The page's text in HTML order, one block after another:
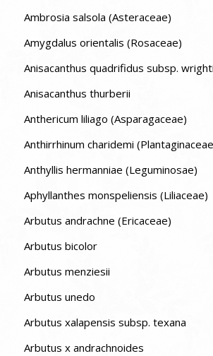
Ambrosia salsola (Asteraceae)
Amygdalus orientalis (Rosaceae)
Anisacanthus quadrifidus subsp.
Anisacanthus thurberii
Anthericum liliago (Asparagaceae)
Anthirrhinum charidemi
Anthyllis hermanniae (Leguminosae)
Aphyllanthes monspeliensis (Liliaceae)
Arbutus andrachne (Ericaceae)
Arbutus bicolor
Arbutus menziesii
Arbutus unedo
Arbutus xalapensis subsp. texana
Arbutus x andrachnoides